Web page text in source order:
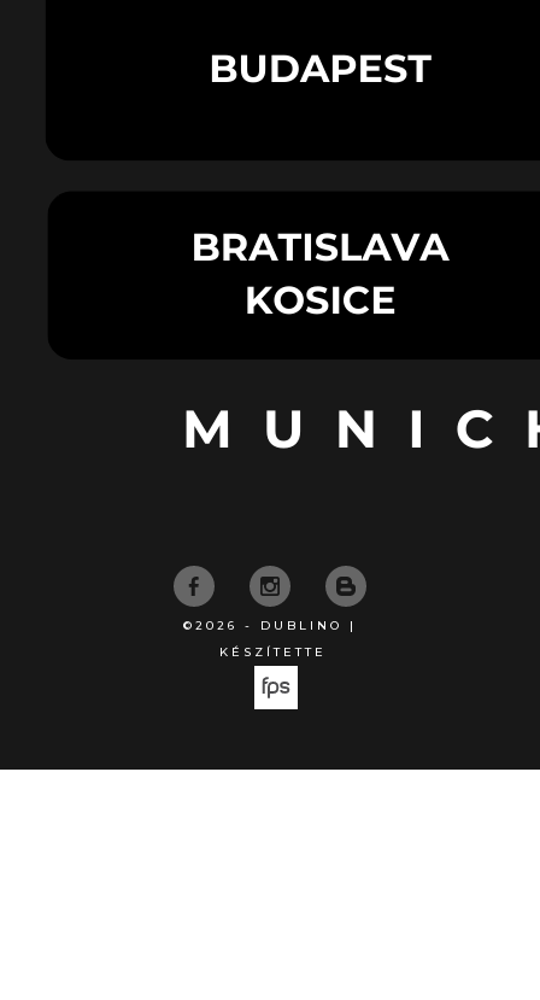
©2026 - DUBLINO |
KÉSZÍTETTE